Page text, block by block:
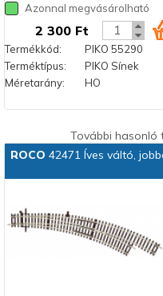
Azonnal megvásárolható
2 300 Ft
Termékkód:
PIKO 55290
Terméktípus:
PIKO Sínek
Méretarány:
HO
További hasonló
ROCO 42471 Íves váltó,